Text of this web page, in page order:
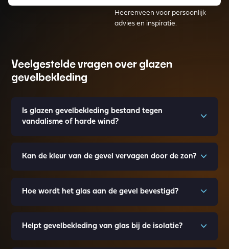
Heerenveen voor persoonlijk
advies en inspiratie.
Veelgestelde vragen over glazen
gevelbekleding
Is glazen gevelbekleding bestand tegen
vandalisme of harde wind?
Kan de kleur van de gevel vervagen door de zon?
Hoe wordt het glas aan de gevel bevestigd?
Helpt gevelbekleding van glas bij de isolatie?